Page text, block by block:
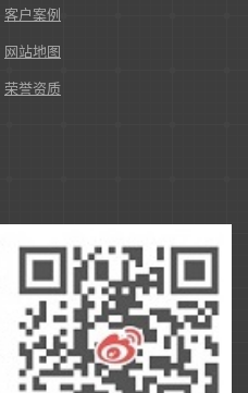
客户案例
网站地图
荣誉资质